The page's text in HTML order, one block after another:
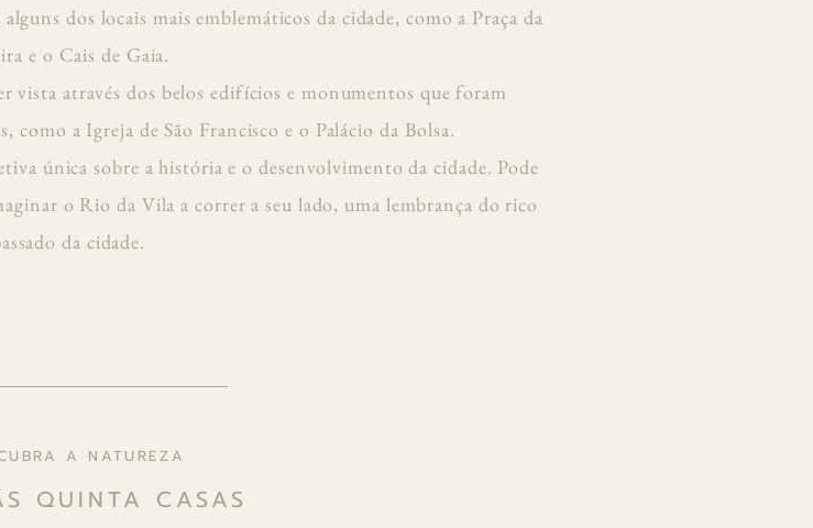
dos locais mais emblemáticos da cidade, como a Praça da
e o Cais de Gaia.
através dos belos edifícios e monumentos que foram
como a Igreja de São Francisco e o Palácio da Bolsa.
única sobre a história e o desenvolvimento da cidade. Pode
o Rio da Vila a correr a seu lado, uma lembrança do rico
da cidade.
A NATUREZA
QUINTA CASAS